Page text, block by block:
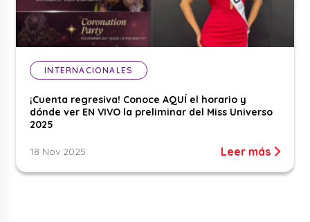
INTERNACIONALES
¡Cuenta regresiva! Conoce AQUÍ el horario y
dónde ver EN VIVO la preliminar del Miss Universo
2025
18 Nov 2025 Leer más